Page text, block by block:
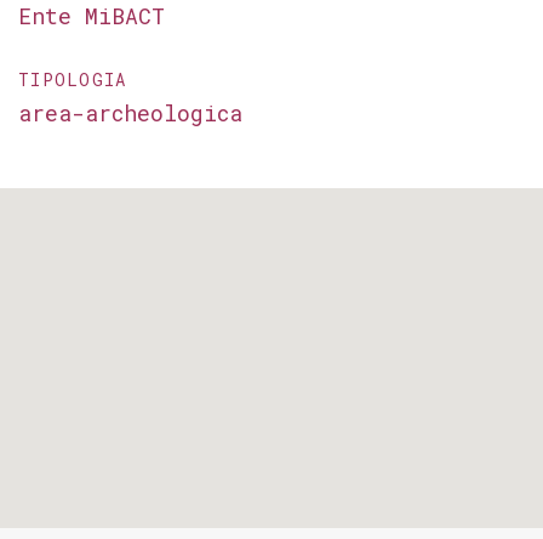
Ente MiBACT
TIPOLOGIA
area-archeologica